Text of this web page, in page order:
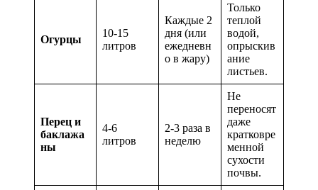
Огурцы
10-15
литров
Каждые 2
дня (или
ежедневн
о в жару)
Только
теплой
водой,
опрыскив
ание
листьев.
Перец и
баклажа
ны
4-6
литров
2-3 раза в
неделю
Не
переносят
даже
кратковре
менной
сухости
почвы.